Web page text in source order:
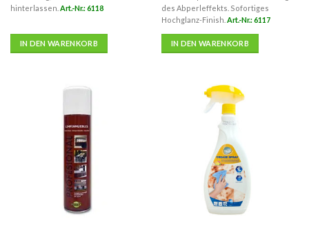
hinterlassen. Art.-Nr.: 6118
IN DEN WARENKORB
des Abperleffekts. Sofortiges
Hochglanz-Finish. Art.-Nr.: 6117
IN DEN WARENKORB